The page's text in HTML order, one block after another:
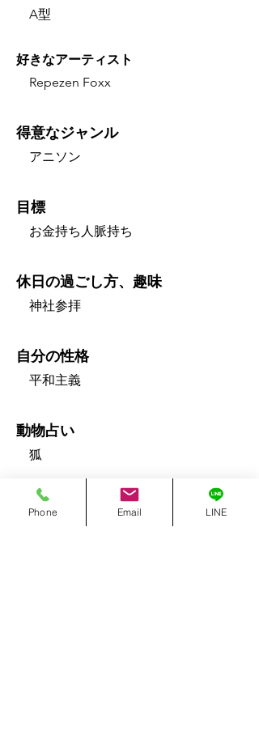
A型
好きなアーティスト
Repezen Foxx
得意なジャンル
アニソン
目標
お金持ち人脈持ち
休日の過ごし方、趣味
神社参拝
自分の性格
平和主義
動物占い
狐
見てくれたあなたに
しょうもない社会の柵に従ってたら
Phone Email LINE